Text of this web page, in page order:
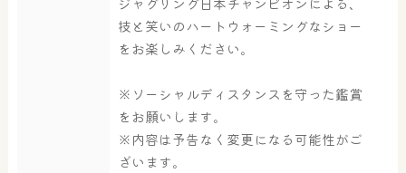
大浴場 サウナ・岩盤浴
技と笑いのハートウォーミングなショー
をお楽しみください。
※ソーシャルディスタンスを守った鑑賞
をお願いします。
※内容は予告なく変更になる可能性がご
ざいます。